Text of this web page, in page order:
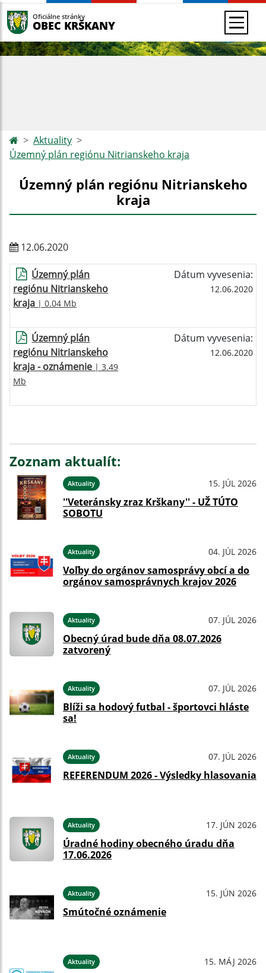
Oficiálne stránky
OBEC KRŠKANY
Aktuality
Územný plán regiónu Nitrianskeho kraja
Územný plán regiónu Nitrianskeho
kraja
12.06.2020
Územný plán
regiónu Nitrianskeho
kraja | 0.04 Mb
Dátum vyvesenia:
12.06.2020
Územný plán
regiónu Nitrianskeho
kraja - oznámenie | 3.49
Mb
Dátum vyvesenia:
12.06.2020
Zoznam aktualít:
Aktuality 15. JÚL 2026
''Veteránsky zraz Krškany'' - UŽ TÚTO
SOBOTU
Aktuality 04. JÚL 2026
Voľby do orgánov samosprávy obcí a do
orgánov samosprávnych krajov 2026
Aktuality 07. JÚL 2026
Obecný úrad bude dňa 08.07.2026
zatvorený
Aktuality 07. JÚL 2026
Blíži sa hodový futbal - športovci hláste
sa!
Aktuality 07. JÚL 2026
REFERENDUM 2026 - Výsledky hlasovania
Aktuality 17. JÚN 2026
Úradné hodiny obecného úradu dňa
17.06.2026
Aktuality 15. JÚN 2026
Smútočné oznámenie
Aktuality 15. MÁJ 2026